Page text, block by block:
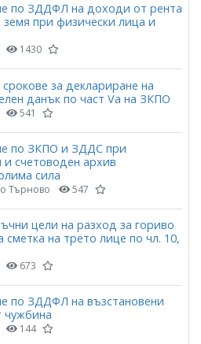
по ЗДДФЛ на доходи от рента
при физически лица и
1430
за деклариране на
данък по част Vа на ЗКПО
541
по ЗКПО и ЗДДС при
счетоводен архив
сила
Търново 547
цели на разход за гориво
на трето лице по чл. 10,
673
по ЗДДФЛ на възстановени
чужбина
144